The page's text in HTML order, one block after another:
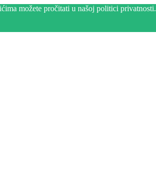
možete pročitati u našoj politici privatnosti.